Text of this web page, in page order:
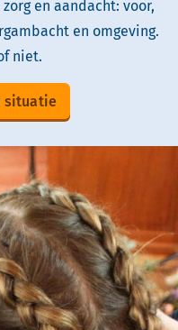
en aandacht: voor,
en omgeving.
niet.
situatie